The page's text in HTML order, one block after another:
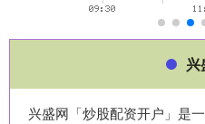
兴
兴盛网「炒股配资开户」是